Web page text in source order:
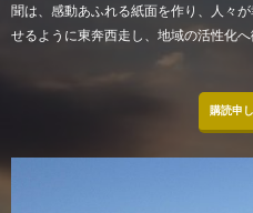
聞は、感動あふれる紙面を作り、人々
せるように東奔西走し、地域の活性化へ
購読申